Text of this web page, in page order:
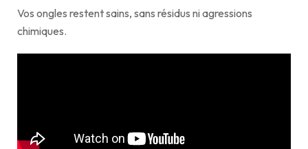
Vos ongles restent sains, sans résidus ni agressions
chimiques.